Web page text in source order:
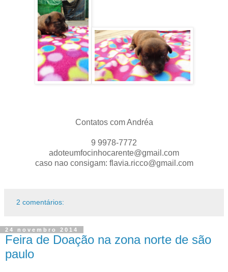
Contatos com Andréa
9 9978-7772
adoteumfocinhocarente@gmail.com
caso nao consigam: flavia.ricco@gmail.com
2 comentários:
24 novembro 2014
Feira de Doação na zona norte de são
paulo